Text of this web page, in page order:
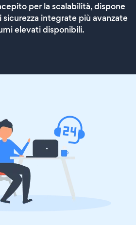
per la scalabilità, dispone
integrate più avanzate
elevati disponibili.